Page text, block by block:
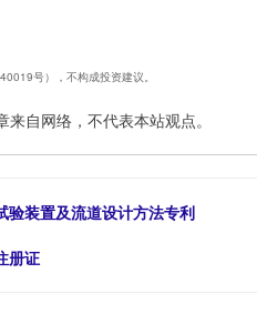
号），不构成投资建议。
自网络，不代表本站观点。
验装置及流道设计方法专利
册证